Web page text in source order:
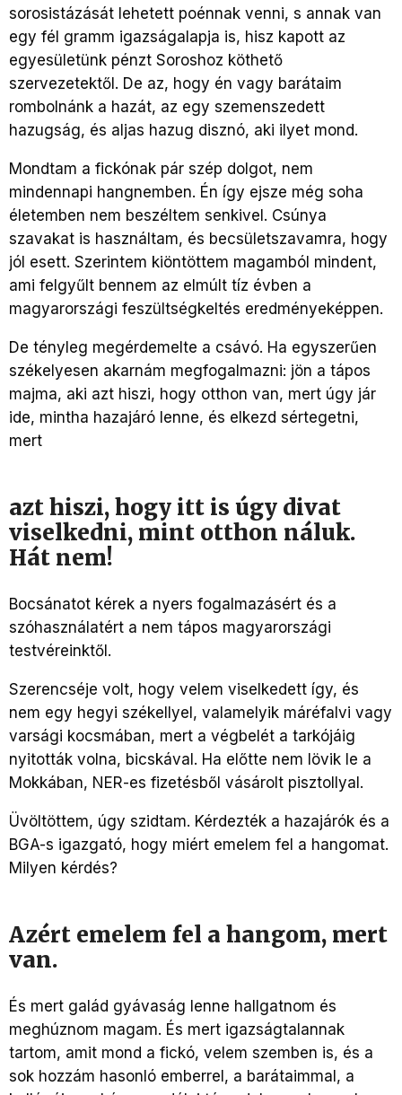
sorosistázását lehetett poénnak venni, s annak van
egy fél gramm igazságalapja is, hisz kapott az
egyesületünk pénzt Soroshoz köthető
szervezetektől. De az, hogy én vagy barátaim
rombolnánk a hazát, az egy szemenszedett
hazugság, és aljas hazug disznó, aki ilyet mond.
Mondtam a fickónak pár szép dolgot, nem
mindennapi hangnemben. Én így ejsze még soha
életemben nem beszéltem senkivel. Csúnya
szavakat is használtam, és becsületszavamra, hogy
jól esett. Szerintem kiöntöttem magamból mindent,
ami felgyűlt bennem az elmúlt tíz évben a
magyarországi feszültségkeltés eredményeképpen.
De tényleg megérdemelte a csávó. Ha egyszerűen
székelyesen akarnám megfogalmazni: jön a tápos
majma, aki azt hiszi, hogy otthon van, mert úgy jár
ide, mintha hazajáró lenne, és elkezd sértegetni,
mert
azt hiszi, hogy itt is úgy divat
viselkedni, mint otthon náluk.
Hát nem!
Bocsánatot kérek a nyers fogalmazásért és a
szóhasználatért a nem tápos magyarországi
testvéreinktől.
Szerencséje volt, hogy velem viselkedett így, és
nem egy hegyi székellyel, valamelyik máréfalvi vagy
varsági kocsmában, mert a végbelét a tarkójáig
nyitották volna, bicskával. Ha előtte nem lövik le a
Mokkában, NER-es fizetésből vásárolt pisztollyal.
Üvöltöttem, úgy szidtam. Kérdezték a hazajárók és a
BGA-s igazgató, hogy miért emelem fel a hangomat.
Milyen kérdés?
Azért emelem fel a hangom, mert
van.
És mert galád gyávaság lenne hallgatnom és
meghúznom magam. És mert igazságtalannak
tartom, amit mond a fickó, velem szemben is, és a
sok hozzám hasonló emberrel, a barátaimmal, a